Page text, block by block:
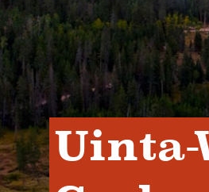
Uinta-